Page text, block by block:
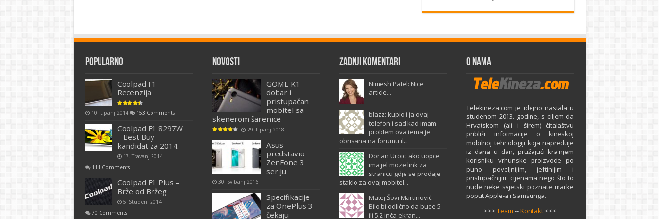
Popularno
Coolpad F1 –
Recenzija
10. Lipanj 2014 153 Comments
Coolpad F1 8297W
– Best Buy
kandidat za 2014.
17. Travanj 2014
111 Comments
Coolpad F1 Plus –
Brže od Bržeg
5. Studeni 2014
70 Comments
Novosti
GOME K1 –
dobar i
pristupačan
mobitel sa
skenerom šarenice
29. Lipanj 2018
Asus
predstavio
ZenFone 3
seriju
30. Svibanj 2016
Specifikacije
za OnePlus 3
čekaju
Zadnji komentari
Nimesh Patel: Nice
article...
blazz: kupio i ja ovaj
telefon i sad kad imam
problem ova tema je
obrisana na forumu il...
Dorian Uroic: ako uopce
ima jel moze link za
stranicu gdje se prodaje
staklo za ovaj mobitel...
Matej Šovi Martinović:
Bilo bi odlično da bude 5
ili 5.2 inča ekran...
O Nama
Telekineza.com je idejno nastala u
studenom 2013. godine, s ciljem da
Hrvatskom (ali i širem) čitalaštvu
približi informacije o kineskoj
mobilnoj tehnologiji koja napreduje
iz dana u dan, pružajući krajnjem
korisniku vrhunske proizvode po
puno povoljnijim, jeftinijim i
pristupačnijim cijenama nego što to
nude neke svjetski poznate marke
poput Apple-a i Samsunga.
>>>Team --Kontakt <<<